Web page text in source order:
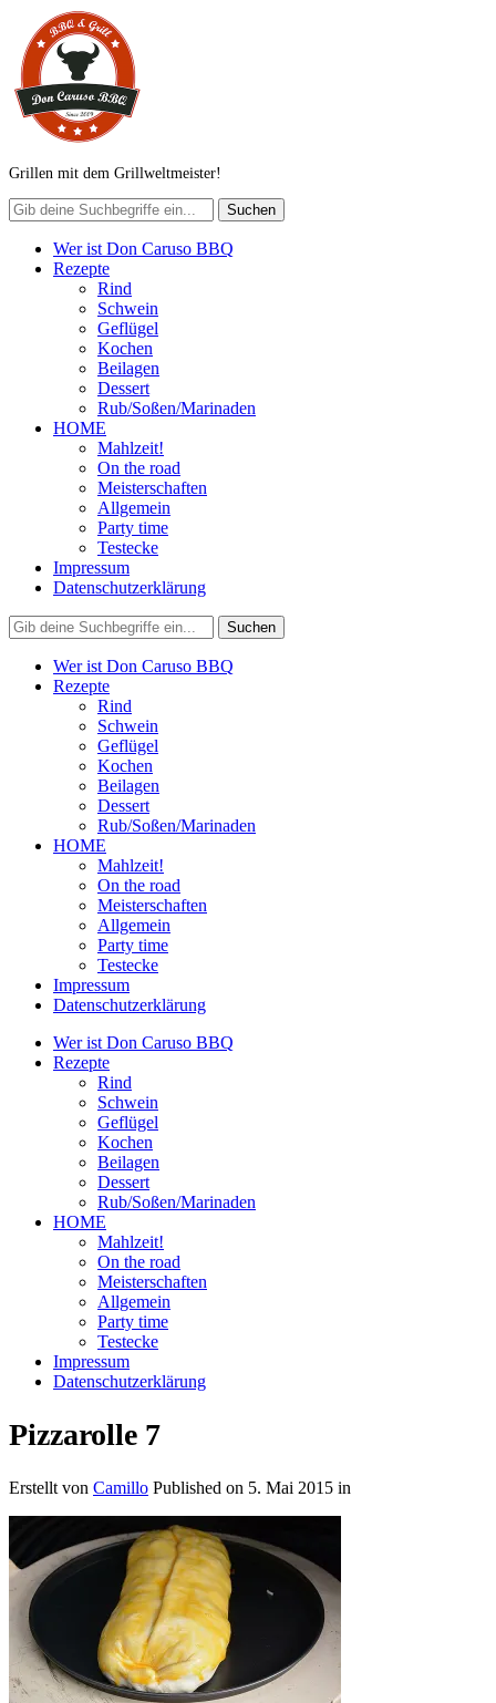
Grillen mit dem Grillweltmeister!
Wer ist Don Caruso BBQ
Rezepte
Rind
Schwein
Geflügel
Kochen
Beilagen
Dessert
Rub/Soßen/Marinaden
HOME
Mahlzeit!
On the road
Meisterschaften
Allgemein
Party time
Testecke
Impressum
Datenschutzerklärung
Wer ist Don Caruso BBQ
Rezepte
Rind
Schwein
Geflügel
Kochen
Beilagen
Dessert
Rub/Soßen/Marinaden
HOME
Mahlzeit!
On the road
Meisterschaften
Allgemein
Party time
Testecke
Impressum
Datenschutzerklärung
Wer ist Don Caruso BBQ
Rezepte
Rind
Schwein
Geflügel
Kochen
Beilagen
Dessert
Rub/Soßen/Marinaden
HOME
Mahlzeit!
On the road
Meisterschaften
Allgemein
Party time
Testecke
Impressum
Datenschutzerklärung
Pizzarolle 7
Erstellt von Camillo Published on 5. Mai 2015 in